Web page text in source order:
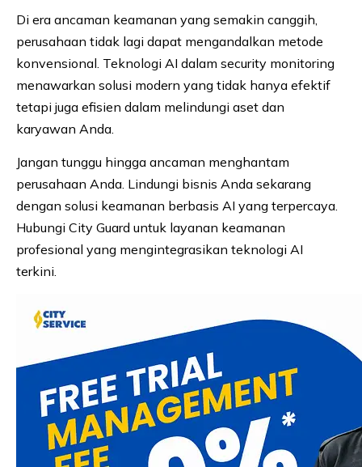
Di era ancaman keamanan yang semakin canggih,
perusahaan tidak lagi dapat mengandalkan metode
konvensional. Teknologi AI dalam security monitoring
menawarkan solusi modern yang tidak hanya efektif
tetapi juga efisien dalam melindungi aset dan
karyawan Anda.
Jangan tunggu hingga ancaman menghantam
perusahaan Anda. Lindungi bisnis Anda sekarang
dengan solusi keamanan berbasis AI yang terpercaya.
Hubungi City Guard untuk layanan keamanan
profesional yang mengintegrasikan teknologi AI
terkini.